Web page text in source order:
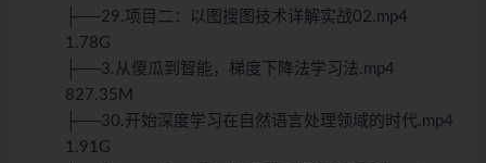
├──29.项目二：以图搜图技术详解实战02.mp4
1.78G
├──3.从傻瓜到智能，梯度下降法学习法.mp4
827.35M
├──30.开始深度学习在自然语言处理领域的时代.mp4
1.91G